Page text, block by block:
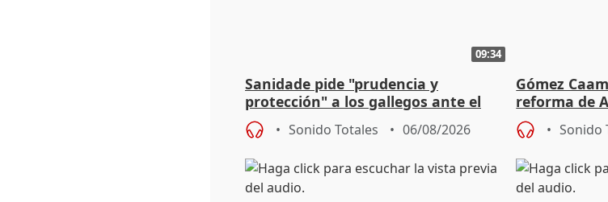
09:34
Sanidade pide "prudencia y
protección" a los gallegos ante el
eclipse del 12 de agosto
Sonido Totales 06/08/2026
Gómez
reforma de
reforzará la
Sonido